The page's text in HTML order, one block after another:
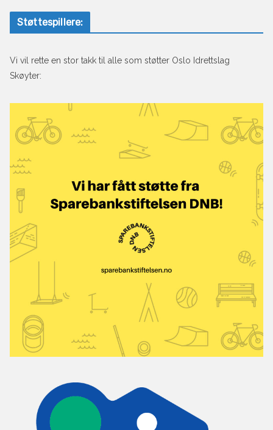
Støttespillere:
Vi vil rette en stor takk til alle som støtter Oslo Idrettslag
Skøyter: